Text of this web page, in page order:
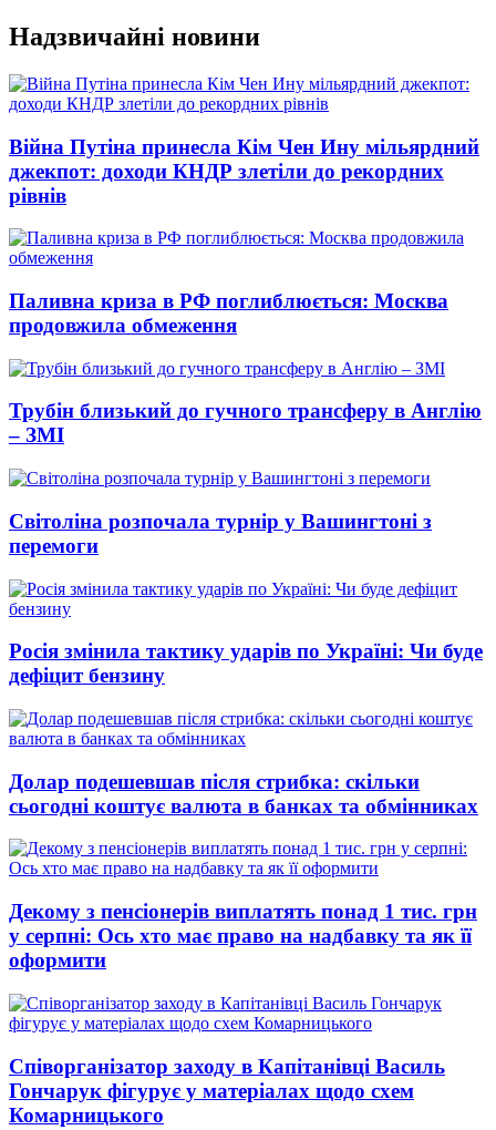
Перейти
до
вмісту
Надзвичайні новини
Війна Путіна принесла Кім Чен Ину мільярдний
джекпот: доходи КНДР злетіли до рекордних
рівнів
Паливна криза в РФ поглиблюється: Москва
продовжила обмеження
Трубін близький до гучного трансферу в Англію
– ЗМІ
Світоліна розпочала турнір у Вашингтоні з
перемоги
Росія змінила тактику ударів по Україні: Чи буде
дефіцит бензину
Долар подешевшав після стрибка: скільки
сьогодні коштує валюта в банках та обмінниках
Декому з пенсіонерів виплатять понад 1 тис. грн
у серпні: Ось хто має право на надбавку та як її
оформити
Співорганізатор заходу в Капітанівці Василь
Гончарук фігурує у матеріалах щодо схем
Комарницького